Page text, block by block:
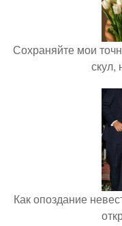
Сохраняйте мои
скул,
Как опоздание